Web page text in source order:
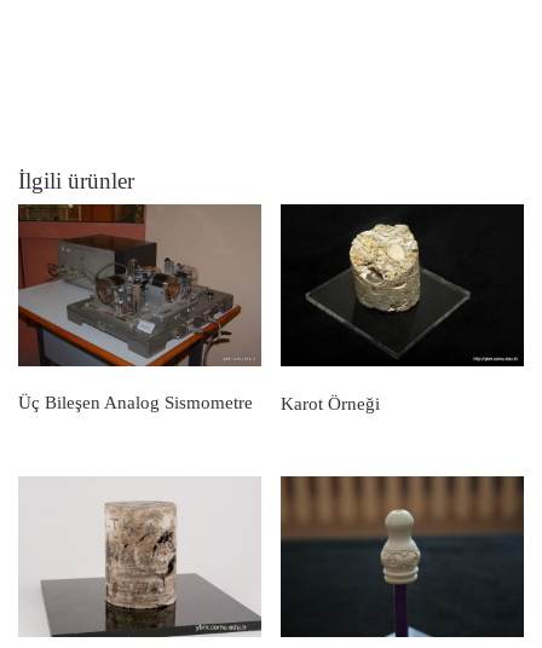
İlgili ürünler
Üç Bileşen Analog Sismometre Karot Örneği